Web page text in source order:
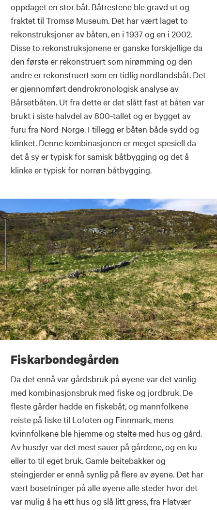
oppdaget en stor båt. Båtrestene ble gravd ut og
fraktet til Tromsø Museum. Det har vært laget to
rekonstruksjoner av båten, en i 1937 og en i 2002.
Disse to rekonstruksjonene er ganske forskjellige da
den første er rekonstruert som nirømming og den
andre er rekonstruert som en tidlig nordlandsbåt. Det
er gjennomført dendrokronologisk analyse av
Bårsetbåten. Ut fra dette er det slått fast at båten var
brukt i siste halvdel av 800-tallet og er bygget av
furu fra Nord-Norge. I tillegg er båten både sydd og
klinket. Denne kombinasjonen er meget spesiell da
det å sy er typisk for samisk båtbygging og det å
klinke er typisk for norrøn båtbygging.
Fiskarbondegården
Da det ennå var gårdsbruk på øyene var det vanlig
med kombinasjonsbruk med fiske og jordbruk. De
fleste gårder hadde en fiskebåt, og mannfolkene
reiste på fiske til Lofoten og Finnmark, mens
kvinnfolkene ble hjemme og stelte med hus og gård.
Av husdyr var det mest sauer på gårdene, og en ku
eller to til eget bruk. Gamle beitebakker og
steingjerder er ennå synlig på flere av øyene. Det har
vært bosetninger på alle øyene alle steder hvor det
var mulig å ha ett hus og slå litt gress, fra Flatvær